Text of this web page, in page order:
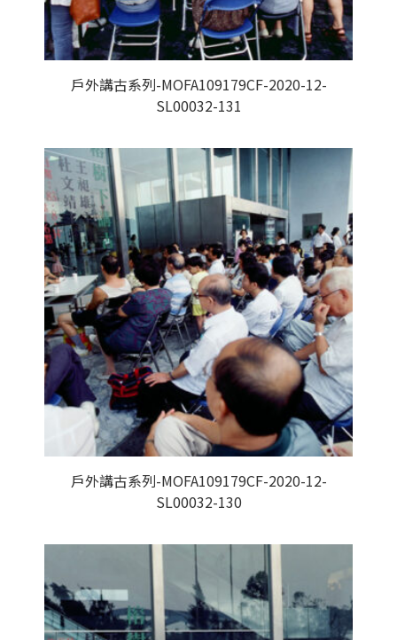
戶外講古系列-MOFA109179CF-2020-12-
SL00032-131
戶外講古系列-MOFA109179CF-2020-12-
SL00032-130